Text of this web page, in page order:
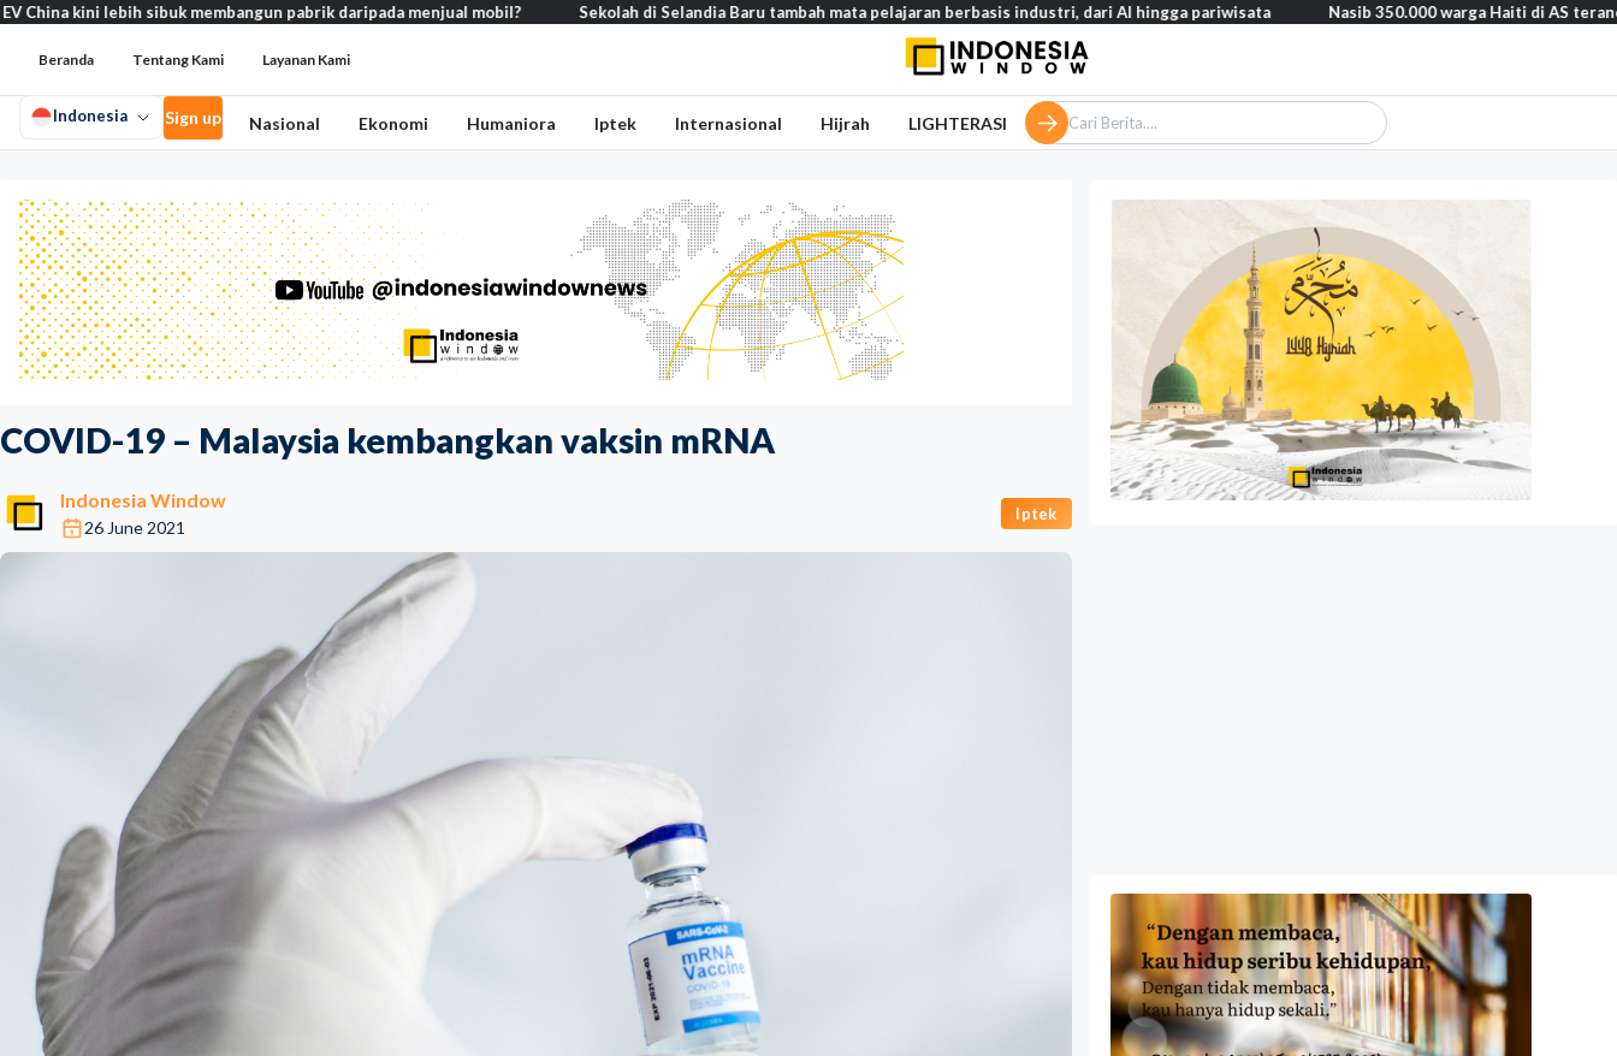
COVID-19 – Malaysia kembangkan vaksin mRNA
Indonesia Window
26 June 2021
Iptek
lebih sibuk membangun pabrik daripada menjual mobil? Sekolah di Selandia Baru tambah mata pelajaran berbasis industri, dari AI hingga pariwisata Nasib 350.000 warga Haiti di AS terancam,
Beranda Tentang Kami Layanan Kami
Indonesia Sign up Nasional Ekonomi Humaniora Iptek Internasional Hijrah LIGHTERASI